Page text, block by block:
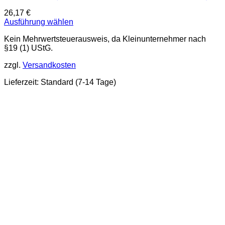
26,17 €
Ausführung wählen
Produkt
weist
Varianten
Die
Kein Mehrwertsteuerausweis, da Kleinunternehmer nach
§19 (1) UStG.
zzgl. Versandkosten
Lieferzeit: Standard (7-14 Tage)